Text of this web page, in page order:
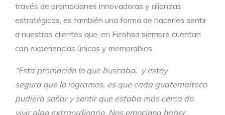
través de promociones innovadoras y alianzas
estratégicas, es también una forma de hacerles sentir
a nuestros clientes que, en Ficohsa siempre cuentan
con experiencias únicas y memorables.
“Esta promoción lo que buscaba, y estoy
seguraque lo logramos, es que cada guatemalteco
pudiera soñar y sentir que estaba más cerca de
vivir algo extraordinario. Nos emociona haber